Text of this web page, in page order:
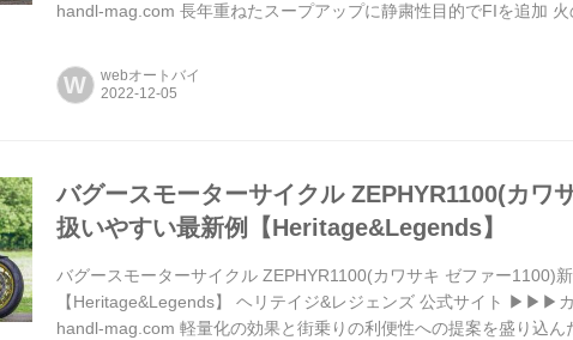
handl-mag.com 長年重ねたスープアップに静粛性目的でFIを追加
W webオートバイ
バグースモーターサイクル ZEPHYR1100(カワ
扱いやすい最新例【Heritage&Legends】
バグースモーターサイクル ZEPHYR1100(カワサキ ゼファー1100)
【Heritage&Legends】 ヘリテイジ&レジェンズ 公式サイト ▶▶▶
handl-mag.com 軽量化の効果と街乗りの利便性への提案を盛り込